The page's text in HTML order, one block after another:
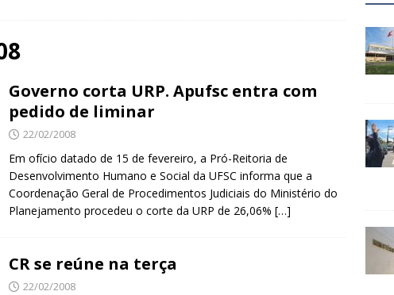
Governo corta URP. Apufsc entra com
pedido de liminar
22/02/2008
Em ofício datado de 15 de fevereiro, a Pró-Reitoria de
Desenvolvimento Humano e Social da UFSC informa que a
Coordenação Geral de Procedimentos Judiciais do Ministério do
Planejamento procedeu o corte da URP de 26,06% […]
CR se reúne na terça
22/02/2008